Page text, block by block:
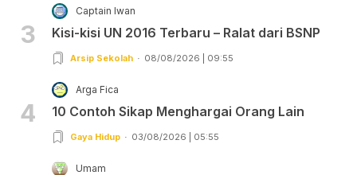
3
Captain Iwan
Kisi-kisi UN 2016 Terbaru – Ralat dari BSNP
Arsip Sekolah 08/08/2026 | 09:55
4
Arga Fica
10 Contoh Sikap Menghargai Orang Lain
Gaya Hidup 03/08/2026 | 05:55
Umam